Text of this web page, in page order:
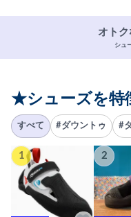
オト
シュ
★シューズを特
すべて #ダウントゥ #
1 2